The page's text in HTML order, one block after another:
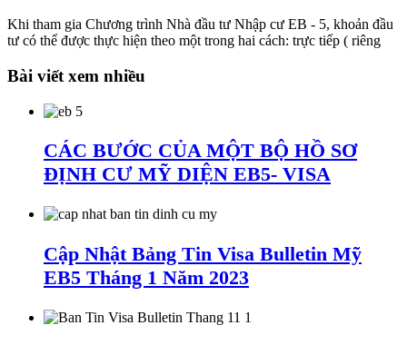
Khi tham gia Chương trình Nhà đầu tư Nhập cư EB - 5, khoản đầu
tư có thể được thực hiện theo một trong hai cách: trực tiếp ( riêng
Bài viết xem nhiều
CÁC BƯỚC CỦA MỘT BỘ HỒ SƠ
ĐỊNH CƯ MỸ DIỆN EB5- VISA
Cập Nhật Bảng Tin Visa Bulletin Mỹ
EB5 Tháng 1 Năm 2023